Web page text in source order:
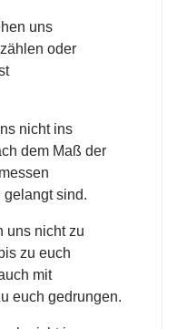
uns
oder
nicht ins
dem Maß der
gelangt sind.
uns nicht zu
zu euch
mit
euch gedrungen.